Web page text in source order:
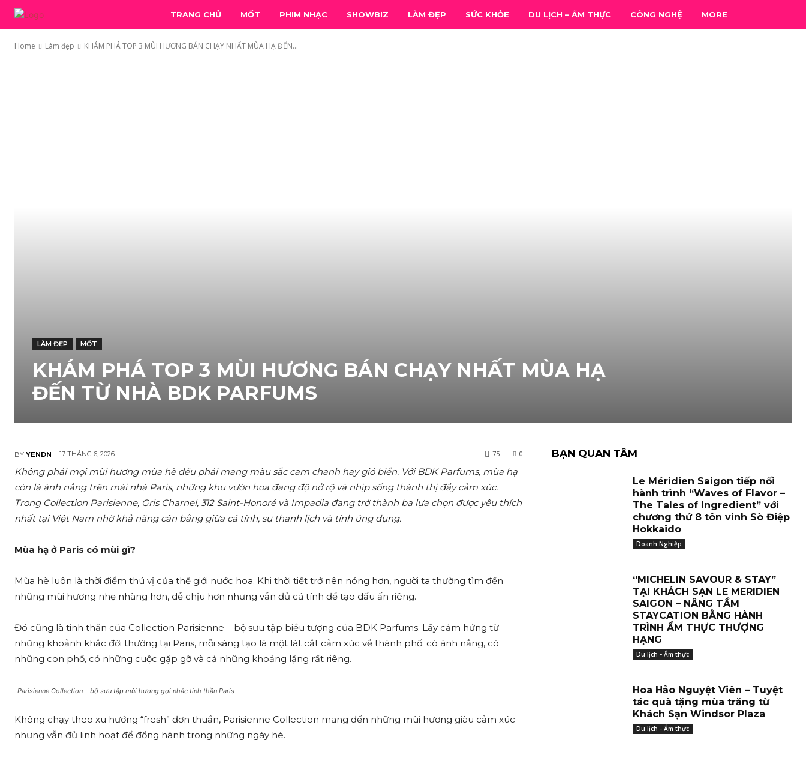
TRANG CHỦ MỐT PHIM NHẠC SHOWBIZ LÀM ĐẸP SỨC KHỎE DU LỊCH – ẨM THỰC CÔNG NGHỆ MORE
Home Làm đẹp KHÁM PHÁ TOP 3 MÙI HƯƠNG BÁN CHẠY NHẤT MÙA HẠ ĐẾN...
LÀM ĐẸP MỐT
KHÁM PHÁ TOP 3 MÙI HƯƠNG BÁN CHẠY NHẤT MÙA HẠ
ĐẾN TỪ NHÀ BDK PARFUMS
BY YENDN 17 THÁNG 6, 2026 0
75
Không phải mọi mùi hương mùa hè đều phải mang màu sắc cam chanh hay gió biển. Với BDK Parfums, mùa hạ
còn là ánh nắng trên mái nhà Paris, những khu vườn hoa đang độ nở rộ và nhịp sống thành thị đầy cảm xúc.
Trong Collection Parisienne, Gris Charnel, 312 Saint-Honoré và Impadia đang trở thành ba lựa chọn được yêu thích
nhất tại Việt Nam nhờ khả năng cân bằng giữa cá tính, sự thanh lịch và tính ứng dụng.
Mùa hạ ở Paris có mùi gì?
Mùa hè luôn là thời điểm thú vị của thế giới nước hoa. Khi thời tiết trở nên nóng hơn, người ta thường tìm đến
những mùi hương nhẹ nhàng hơn, dễ chịu hơn nhưng vẫn đủ cá tính để tạo dấu ấn riêng.
Đó cũng là tinh thần của Collection Parisienne – bộ sưu tập biểu tượng của BDK Parfums. Lấy cảm hứng từ
những khoảnh khắc đời thường tại Paris, mỗi sáng tạo là một lát cắt cảm xúc về thành phố: có ánh nắng, có
những con phố, có những cuộc gặp gỡ và cả những khoảng lặng rất riêng.
Parisienne Collection – bộ sưu tập mùi hương gợi nhắc tinh thần Paris
Không chạy theo xu hướng “fresh” đơn thuần, Parisienne Collection mang đến những mùi hương giàu cảm xúc
nhưng vẫn đủ linh hoạt để đồng hành trong những ngày hè.
BẠN QUAN TÂM
Le Méridien Saigon tiếp nối
hành trình “Waves of Flavor –
The Tales of Ingredient” với
chương thứ 8 tôn vinh Sò Điệp
Hokkaido
Doanh Nghiệp
“MICHELIN SAVOUR & STAY”
TẠI KHÁCH SẠN LE MERIDIEN
SAIGON – NÂNG TẦM
STAYCATION BẰNG HÀNH
TRÌNH ẨM THỰC THƯỢNG
HẠNG
Du lịch - Ẩm thực
Hoa Hảo Nguyệt Viên – Tuyệt
tác quà tặng mùa trăng từ
Khách Sạn Windsor Plaza
Du lịch - Ẩm thực